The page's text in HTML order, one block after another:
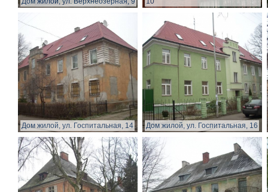
Дом жилой, ул. Госпитальная, 14 Дом жилой, ул. Госпитальная, 16